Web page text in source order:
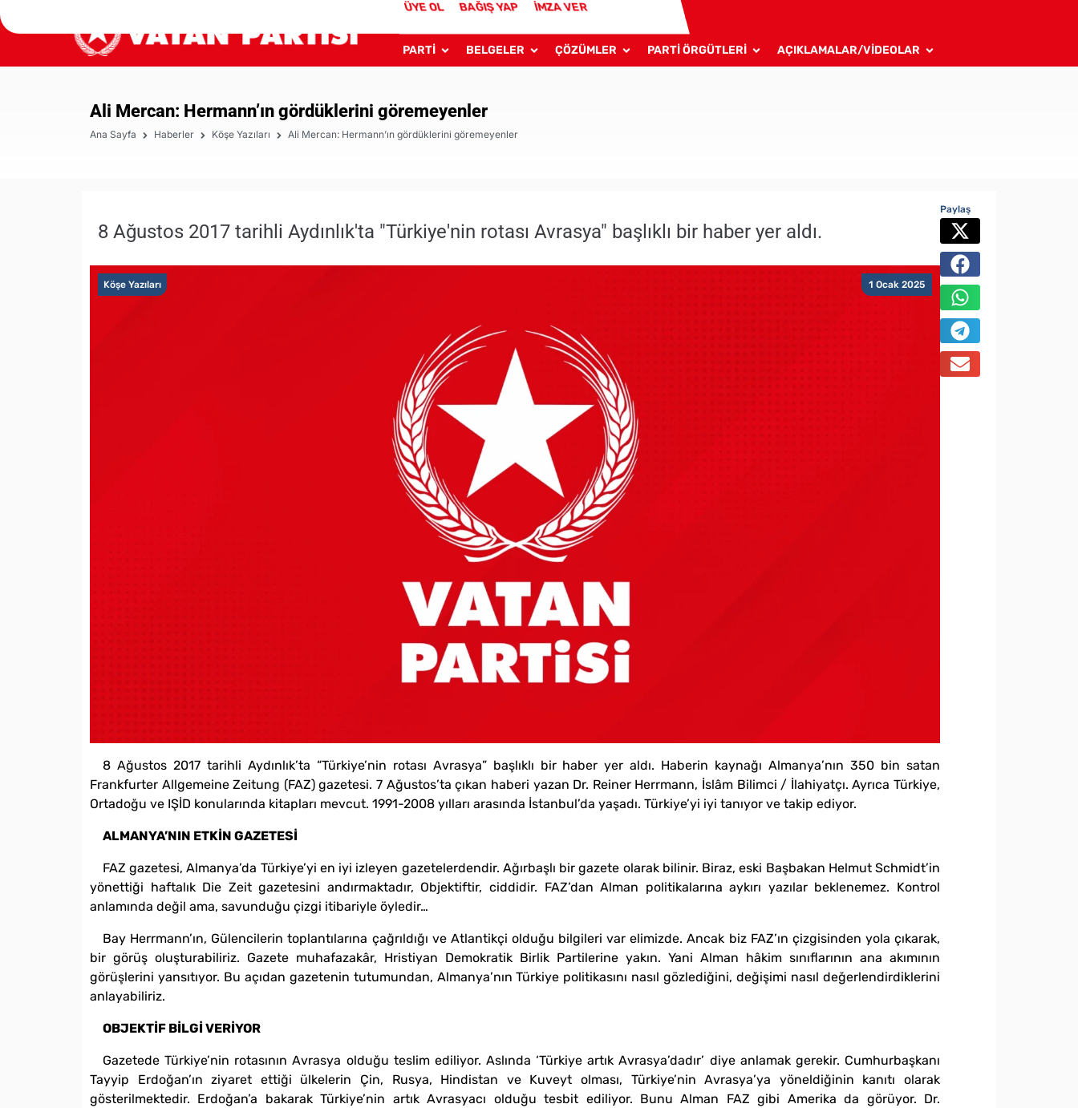
ÜYE OL BAĞIŞ YAP İMZA VER
PARTİ BELGELER ÇÖZÜMLER PARTİ ÖRGÜTLERİ AÇIKLAMALAR/VİDEOLAR
Ali Mercan: Hermann’ın gördüklerini göremeyenler
Ana Sayfa Haberler Köşe Yazıları Ali Mercan: Hermann’ın gördüklerini göremeyenler
8 Ağustos 2017 tarihli Aydınlık'ta "Türkiye'nin rotası Avrasya" başlıklı bir haber yer aldı.
1 Ocak 2025
Köşe Yazıları
8 Ağustos 2017 tarihli Aydınlık’ta “Türkiye’nin rotası Avrasya” başlıklı bir haber yer aldı. Haberin kaynağı Almanya’nın 350 bin satan
Frankfurter Allgemeine Zeitung (FAZ) gazetesi. 7 Ağustos’ta çıkan haberi yazan Dr. Reiner Herrmann, İslâm Bilimci / İlahiyatçı. Ayrıca Türkiye,
Ortadoğu ve IŞİD konularında kitapları mevcut. 1991-2008 yılları arasında İstanbul’da yaşadı. Türkiye’yi iyi tanıyor ve takip ediyor.
ALMANYA’NIN ETKİN GAZETESİ
FAZ gazetesi, Almanya’da Türkiye’yi en iyi izleyen gazetelerdendir. Ağırbaşlı bir gazete olarak bilinir. Biraz, eski Başbakan Helmut Schmidt’in
yönettiği haftalık Die Zeit gazetesini andırmaktadır, Objektiftir, ciddidir. FAZ’dan Alman politikalarına aykırı yazılar beklenemez. Kontrol
anlamında değil ama, savunduğu çizgi itibariyle öyledir…
Bay Herrmann’ın, Gülencilerin toplantılarına çağrıldığı ve Atlantikçi olduğu bilgileri var elimizde. Ancak biz FAZ’ın çizgisinden yola çıkarak,
bir görüş oluşturabiliriz. Gazete muhafazakâr, Hristiyan Demokratik Birlik Partilerine yakın. Yani Alman hâkim sınıflarının ana akımının
görüşlerini yansıtıyor. Bu açıdan gazetenin tutumundan, Almanya’nın Türkiye politikasını nasıl gözlediğini, değişimi nasıl değerlendirdiklerini
anlayabiliriz.
OBJEKTİF BİLGİ VERİYOR
Gazetede Türkiye’nin rotasının Avrasya olduğu teslim ediliyor. Aslında ‘Türkiye artık Avrasya’dadır’ diye anlamak gerekir. Cumhurbaşkanı
Tayyip Erdoğan’ın ziyaret ettiği ülkelerin Çin, Rusya, Hindistan ve Kuveyt olması, Türkiye’nin Avrasya’ya yöneldiğinin kanıtı olarak
gösterilmektedir. Erdoğan’a bakarak Türkiye’nin artık Avrasyacı olduğu tesbit ediliyor. Bunu Alman FAZ gibi Amerika da görüyor. Dr.
Paylaş